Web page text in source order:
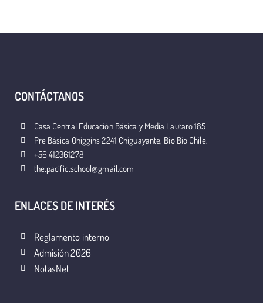
CONTÁCTANOS
Casa Central Educación Básica y Media Lautaro 185
Pre Básica Ohiggins 2241 Chiguayante, Bio Bio Chile.
+56 412361278
the.pacific.school@gmail.com
ENLACES DE INTERÉS
Reglamento interno
Admisión 2026
NotasNet